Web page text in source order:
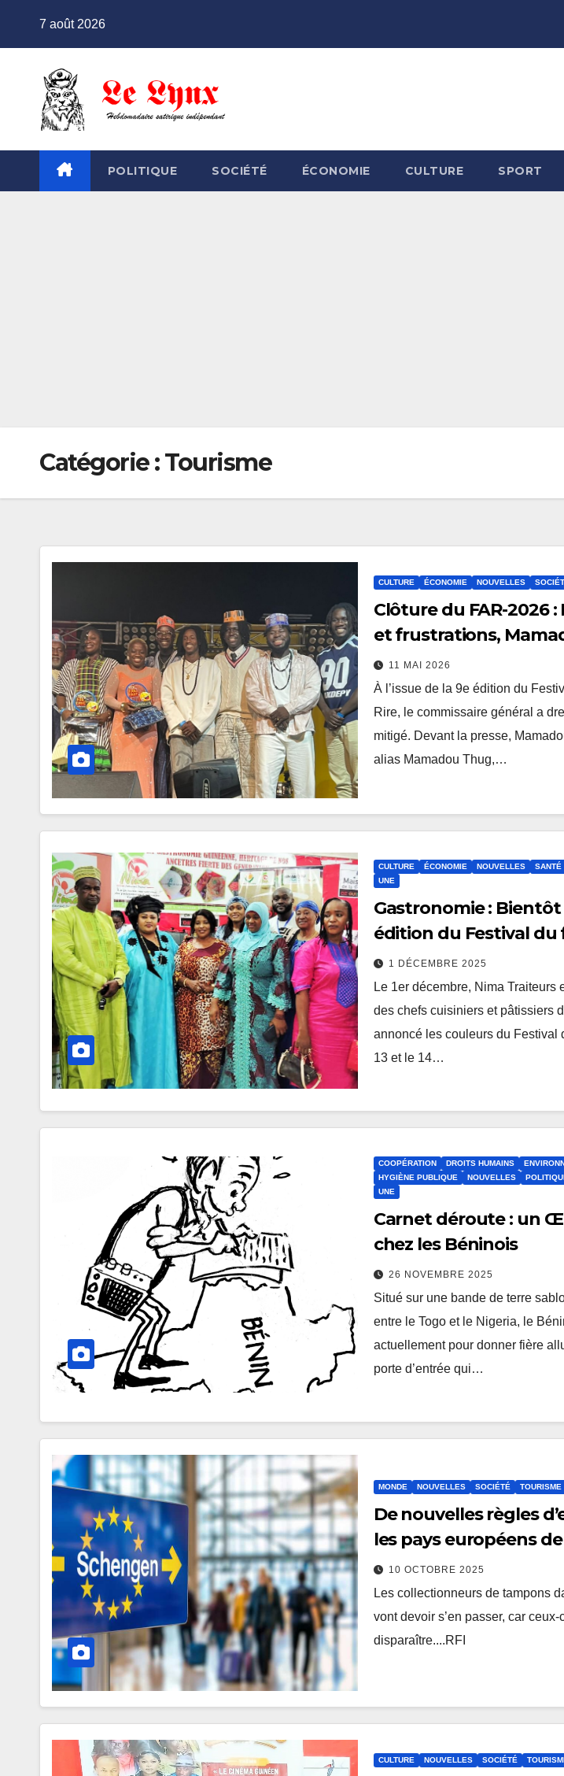
7 août 2026
POLITIQUE SOCIÉTÉ ÉCONOMIE CULTURE SPORT
Catégorie :Tourisme
CULTURE ÉCONOMIE NOUVELLES
Clôture du FAR-2026
et frustrations,
vide son sac !
11 MAI 2026
À l’issue de la 9e édition du
Rire, le commissaire général a
mitigé. Devant la presse,
alias Mamadou Thug,…
CULTURE ÉCONOMIE NOUVELLES SANTÉ
UNE
Gastronomie :
édition du Festival du
1 DÉCEMBRE 2025
Le 1er décembre, Nima Traiteurs
des chefs cuisiniers et pâtissiers
annoncé les couleurs du Festival
13 et le 14…
COOPÉRATION DROITS HUMAINS
HYGIÈNE PUBLIQUE
NOUVELLES
UNE
Carnet déroute : un
chez les Béninois
26 NOVEMBRE 2025
Situé sur une bande de terre
entre le Togo et le Nigeria, le
actuellement pour donner fière
porte d’entrée qui…
MONDE NOUVELLES SOCIÉTÉ TOURISME
De nouvelles règles
les pays européens de
Schengen à partir du
10 OCTOBRE 2025
Les collectionneurs de tampons
vont devoir s’en passer, car
disparaître....RFI
CULTURE NOUVELLES SOCIÉTÉ